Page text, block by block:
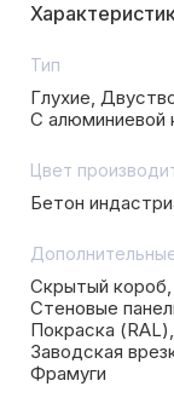
Тип
Глухие,
С алюминиевой
Цвет
Бетон
Скрытый короб,
Стеновые
Покраска (RAL),
Заводская
Фрамуги